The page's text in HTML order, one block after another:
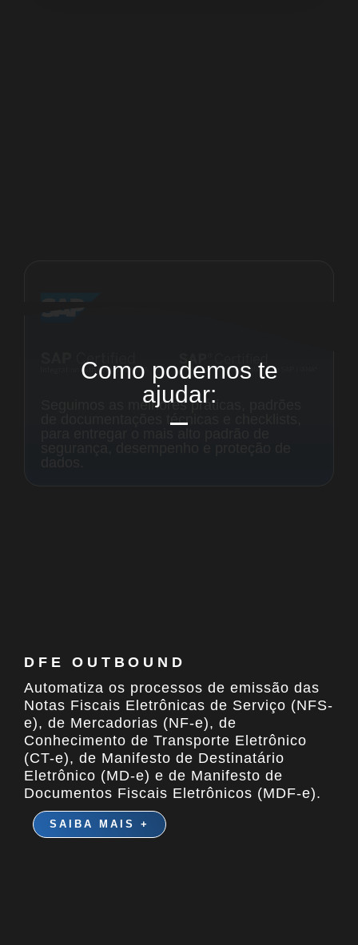
Como podemos te
ajudar:
DFE OUTBOUND
Automatiza os processos de emissão das
Notas Fiscais Eletrônicas de Serviço (NFS-
e), de Mercadorias (NF-e), de
Conhecimento de Transporte Eletrônico
(CT-e), de Manifesto de Destinatário
Eletrônico (MD-e) e de Manifesto de
Documentos Fiscais Eletrônicos (MDF-e).
SAIBA MAIS +